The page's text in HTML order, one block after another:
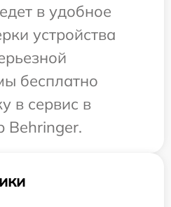
в удобное
устройства
бесплатно
в сервис в
Behringer.